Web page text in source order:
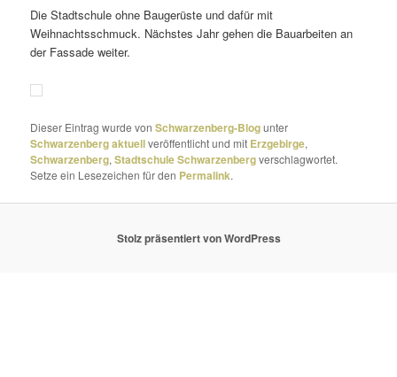
Die Stadtschule ohne Baugerüste und dafür mit
Weihnachtsschmuck. Nächstes Jahr gehen die Bauarbeiten an
der Fassade weiter.
Dieser Eintrag wurde vonSchwarzenberg-Blogunter
Schwarzenberg aktuellveröffentlicht und mit Erzgebirge,
Schwarzenberg,Stadtschule Schwarzenbergverschlagwortet.
Setze ein Lesezeichen für den Permalink.
Stolz präsentiert von WordPress